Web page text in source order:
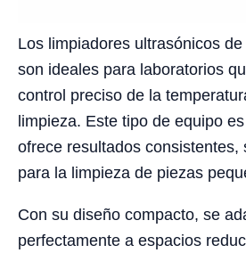
Los limpiadores ultrasónicos de
son ideales para laboratorios
control preciso de la
limpieza. Este tipo de equipo
ofrece resultados consistentes,
para la limpieza de piezas
Con su diseño compacto, se
perfectamente a espacios